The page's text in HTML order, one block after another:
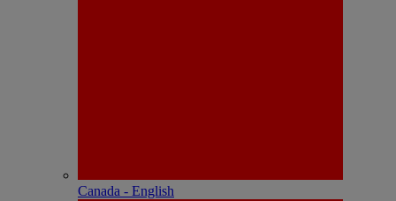
Canada - English